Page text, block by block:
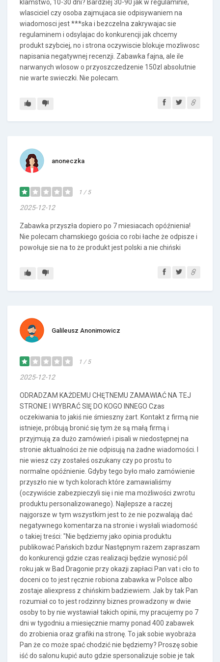
klamstwo, 10-30 dni? Bardziej 30-90 jak w regulaminie,
wlasciciel czy osoba zajmujaca sie odpisywaniem na
wiadomosci jest ***ska i bezczelna zakrywajac sie
regulaminem i odsylajac do konkurencji jak chcemy
produkt szybciej, no i strona oczywiscie blokuje mozliwosc
napisania negatywnej recenzji. Zabawka fajna, ale ile
narwanych wlosow o przyoszczedzenie 150zl absolutnie
nie warte swieczki. Nie polecam.
anoneczka
1 / 5
2025-12-12
Zabawka przyszła dopiero po 7 miesiacach opóźnienia!
Nie polecam chamskiego gościa co robi łache że odpisze i
powołuje sie na to że produkt jest polski a nie chiński
Galileusz Anonimowicz
1 / 5
2025-12-12
ODRADZAM KAŻDEMU CHĘTNEMU ZAMAWIAĆ NA TEJ
STRONIE I WYBRAĆ SIĘ DO KOGO INNEGO Czas
oczekiwania to jakiś nie śmieszny żart. Kontakt z firmą nie
istnieje, próbują bronić się tym że są małą firmą i
przyjmują za dużo zamówień i pisali w niedostępnej na
stronie aktualności że nie odpisują na żadne wiadomości. I
nie wiesz czy zostałeś oszukany czy po prostu to
normalne opóźnienie. Gdyby tego było mało zamówienie
przyszło nie w tych kolorach które zamawialiśmy
(oczywiście zabezpieczyli się i nie ma możliwości zwrotu
produktu personalizowanego). Najlepsze a raczej
najgorsze w tym wszystkim jest to że nie pozwalają dać
negatywnego komentarza na stronie i wysłali wiadomość
o takiej treści: "Nie będziemy jako opinia produktu
publikować Pańskich bzdur Następnym razem zapraszam
do konkurencji gdzie czas realizacji będzie wynosić pól
roku jak w Bad Dragonie przy okazji zapłaci Pan vat i cło to
doceni co to jest ręcznie robiona zabawka w Polsce albo
zostaje aliexpress z chińskim badziewiem. Jak by tak Pan
rozumiał co to jest rodzinny biznes prowadzony w dwie
osoby to by nie wystawiał takich opinii, my pracujemy po 7
dni w tygodniu a miesięcznie mamy ponad 400 zabawek
do zrobienia oraz grafiki na stronę. To jak sobie wyobraża
Pan że co może spać chodzić nie będziemy? Proszę sobie
iść do salonu kupić auto gdzie spersonalizuje sobie je tak